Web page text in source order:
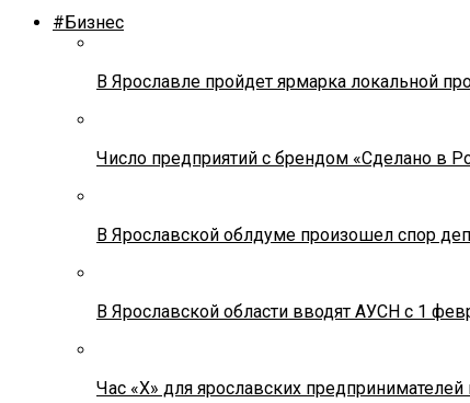
#Бизнес
В Ярославле пройдет ярмарка локальной
Число предприятий с брендом «Сделано в
В Ярославской облдуме произошел спор
В Ярославской области вводят АУСН с 1
Час «Х» для ярославских